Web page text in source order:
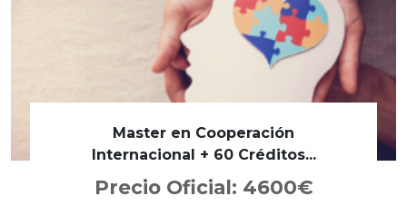
Master en Cooperación
Internacional + 60 Créditos...
Precio Oficial: 4600€